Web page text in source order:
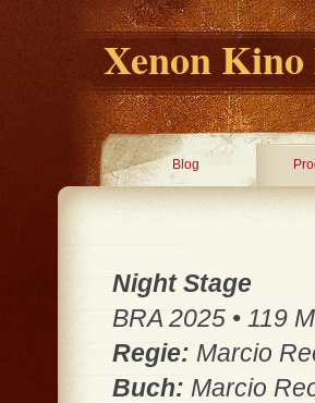
Xenon
Blog
Night Stage
BRA 2025 • 119
Regie: Marcio
Buch: Marcio